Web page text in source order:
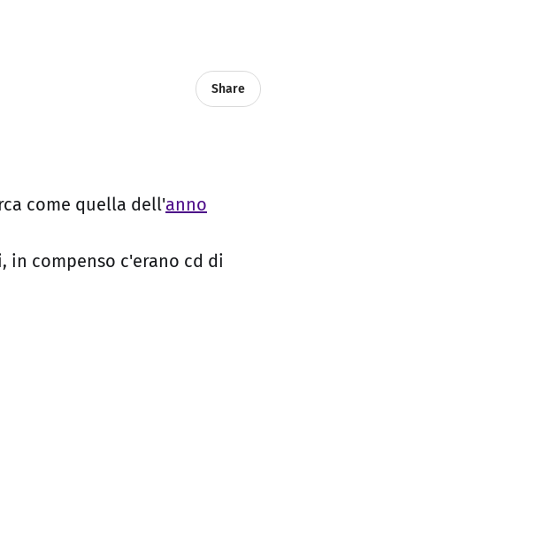
Share
come quella dell'anno
in compenso c'erano cd di